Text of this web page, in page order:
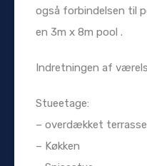
også forbindelsen til
en 3m x 8m pool .
Indretningen af
Stueetage:
– overdækket terrasse
– Køkken